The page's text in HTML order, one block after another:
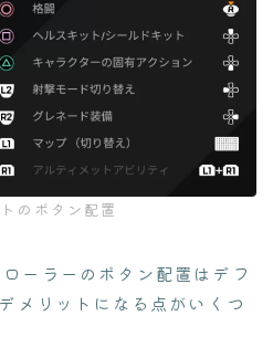
のボタン配置
ーラーのボタン配置はデフ
メリットになる点がいくつ